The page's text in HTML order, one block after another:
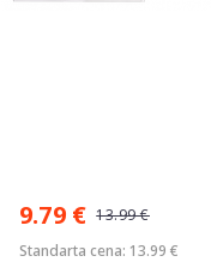
9.79 € 13.99 €
Standarta cena: 13.99 €